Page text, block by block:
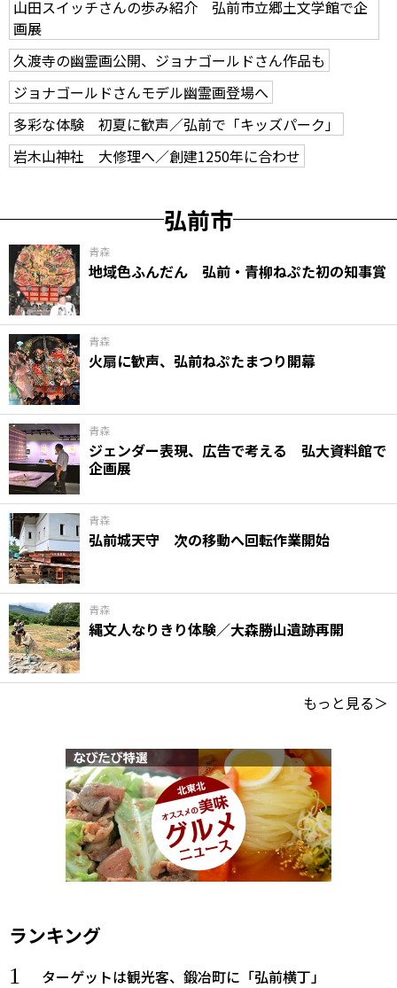
山田スイッチさんの歩み紹介 弘前市立郷土文学館で企
画展
久渡寺の幽霊画公開、ジョナゴールドさん作品も
ジョナゴールドさんモデル幽霊画登場へ
多彩な体験 初夏に歓声／弘前で「キッズパーク」
岩木山神社 大修理へ／創建1250年に合わせ
弘前市
青森
地域色ふんだん 弘前・青柳ねぷた初の知事賞
青森
火扇に歓声、弘前ねぷたまつり開幕
青森
ジェンダー表現、広告で考える 弘大資料館で
企画展
青森
弘前城天守 次の移動へ回転作業開始
青森
縄文人なりきり体験／大森勝山遺跡再開
もっと見る＞
ランキング
ターゲットは観光客、鍛冶町に「弘前横丁」